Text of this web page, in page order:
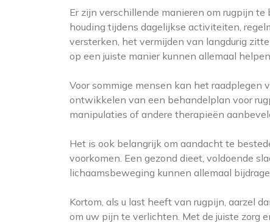
Er zijn verschillende manieren om rugpijn
houding tijdens dagelijkse activiteiten,
versterken, het vermijden van langdurig
op een juiste manier kunnen allemaal
Voor sommige mensen kan het
ontwikkelen van een behandelplan voor
manipulaties of andere therapieën
Het is ook belangrijk om aandacht te
voorkomen. Een gezond dieet, voldoende
lichaamsbeweging kunnen allemaal
Kortom, als u last heeft van rugpijn, aarzel
om uw pijn te verlichten. Met de juiste zorg